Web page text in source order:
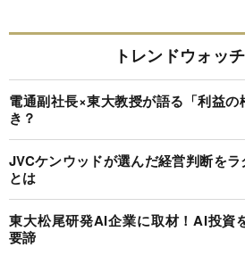
トレンドウォッチ
電通副社長×東大教授が語る「利益
き？
JVCケンウッドが選んだ経営判断を
とは
東大松尾研発AI企業に取材！AI投資
要諦